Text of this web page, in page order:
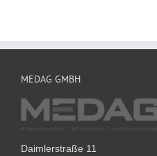
MEDAG GMBH
Daimlerstraße 11